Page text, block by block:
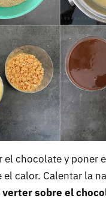
el chocolate y poner
el calor. Calentar la
sobre el